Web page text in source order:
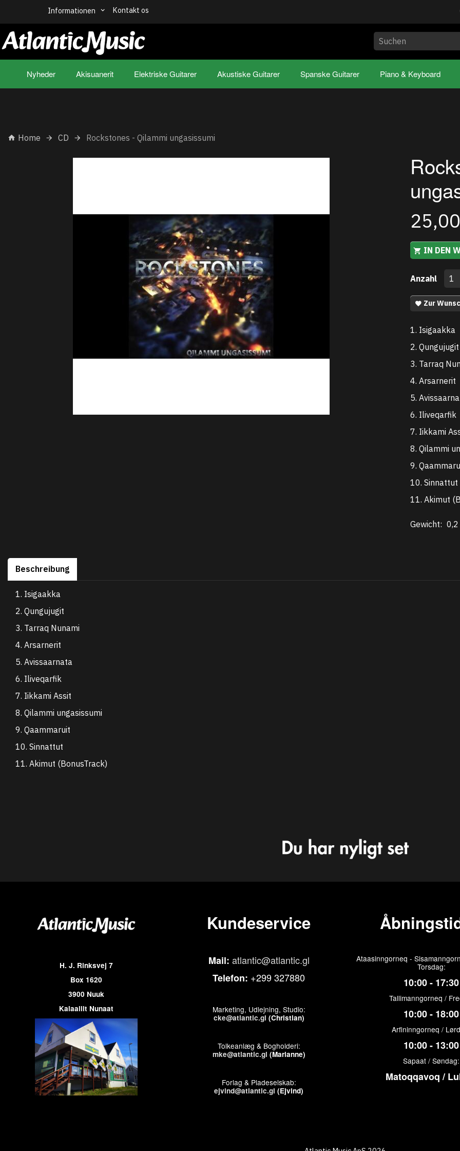
Informationen Kontakt os
Nyheder Akisuanerit Elektriske Guitarer Akustiske Guitarer Spanske Guitarer Piano & Keyboard
Home CD Rockstones - Qilammi ungasissumi
IN DEN
Anzahl
Zur
1. Isigaakka
2. Qungujugit
3. Tarraq
4. Arsarnerit
5.
6. Iliveqarfik
7. Iikkami
8. Qilammi
9.
10. Sinnattut
11. Akimut
Gewicht:
Beschreibung
1. Isigaakka
2. Qungujugit
3. Tarraq Nunami
4. Arsarnerit
5. Avissaarnata
6. Iliveqarfik
7. Iikkami Assit
8. Qilammi ungasissumi
9. Qaammaruit
10. Sinnattut
11. Akimut (BonusTrack)
H. J. Rinksvej 7
Box 1620
3900 Nuuk
Kalaallit Nunaat
Kundeservice
Mail: atlantic@atlantic.gl
Telefon: +299 327880
Marketing, Udlejning, Studio:
cke@atlantic.gl (Christian)
Tolkeanlæg & Bogholderi:
mke@atlantic.gl (Marianne)
Forlag & Pladeselskab:
ejvind@atlantic.gl (Ejvind)
Ataasinngorneq -
Torsdag:
10:00 - 17:30
Tallimanngorneq /
10:00 - 18:00
Arfininngorneq /
10:00 - 13:00
Sapaat / Søndag:
Matoqqavoq /